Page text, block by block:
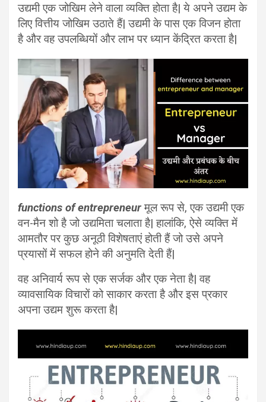
उद्यमी एक जोखिम लेने वाला व्यक्ति होता है| ये अपने उद्यम के
लिए वित्तीय जोखिम उठाते हैं| उद्यमी के पास एक विजन होता
है और वह उपलब्धियों और लाभ पर ध्यान केंद्रित करता है|
functions of entrepreneurमूल रूप से, एक उद्यमी एक
वन-मैन शो है जो उद्यमिता चलाता है| हालांकि, ऐसे व्यक्ति में
आमतौर पर कुछ अनूठी विशेषताएं होती हैं जो उसे अपने
प्रयासों में सफल होने की अनुमति देती हैं|
वह अनिवार्य रूप से एक सर्जक और एक नेता है| वह
व्यावसायिक विचारों को साकार करता है और इस प्रकार
अपना उद्यम शुरू करता है|